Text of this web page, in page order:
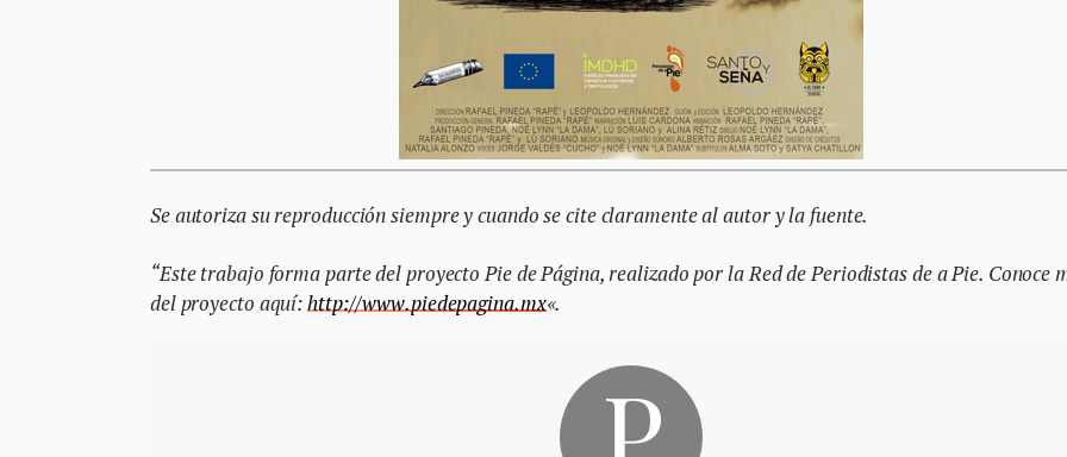
Se autoriza su reproducción siempre y cuando se cite claramente al autor y la fuente.
“Este trabajo forma parte del proyecto Pie de Página, realizado por la Red de Periodistas de a Pie. Conoce
del proyecto aquí:http://www.piedepagina.mx«.